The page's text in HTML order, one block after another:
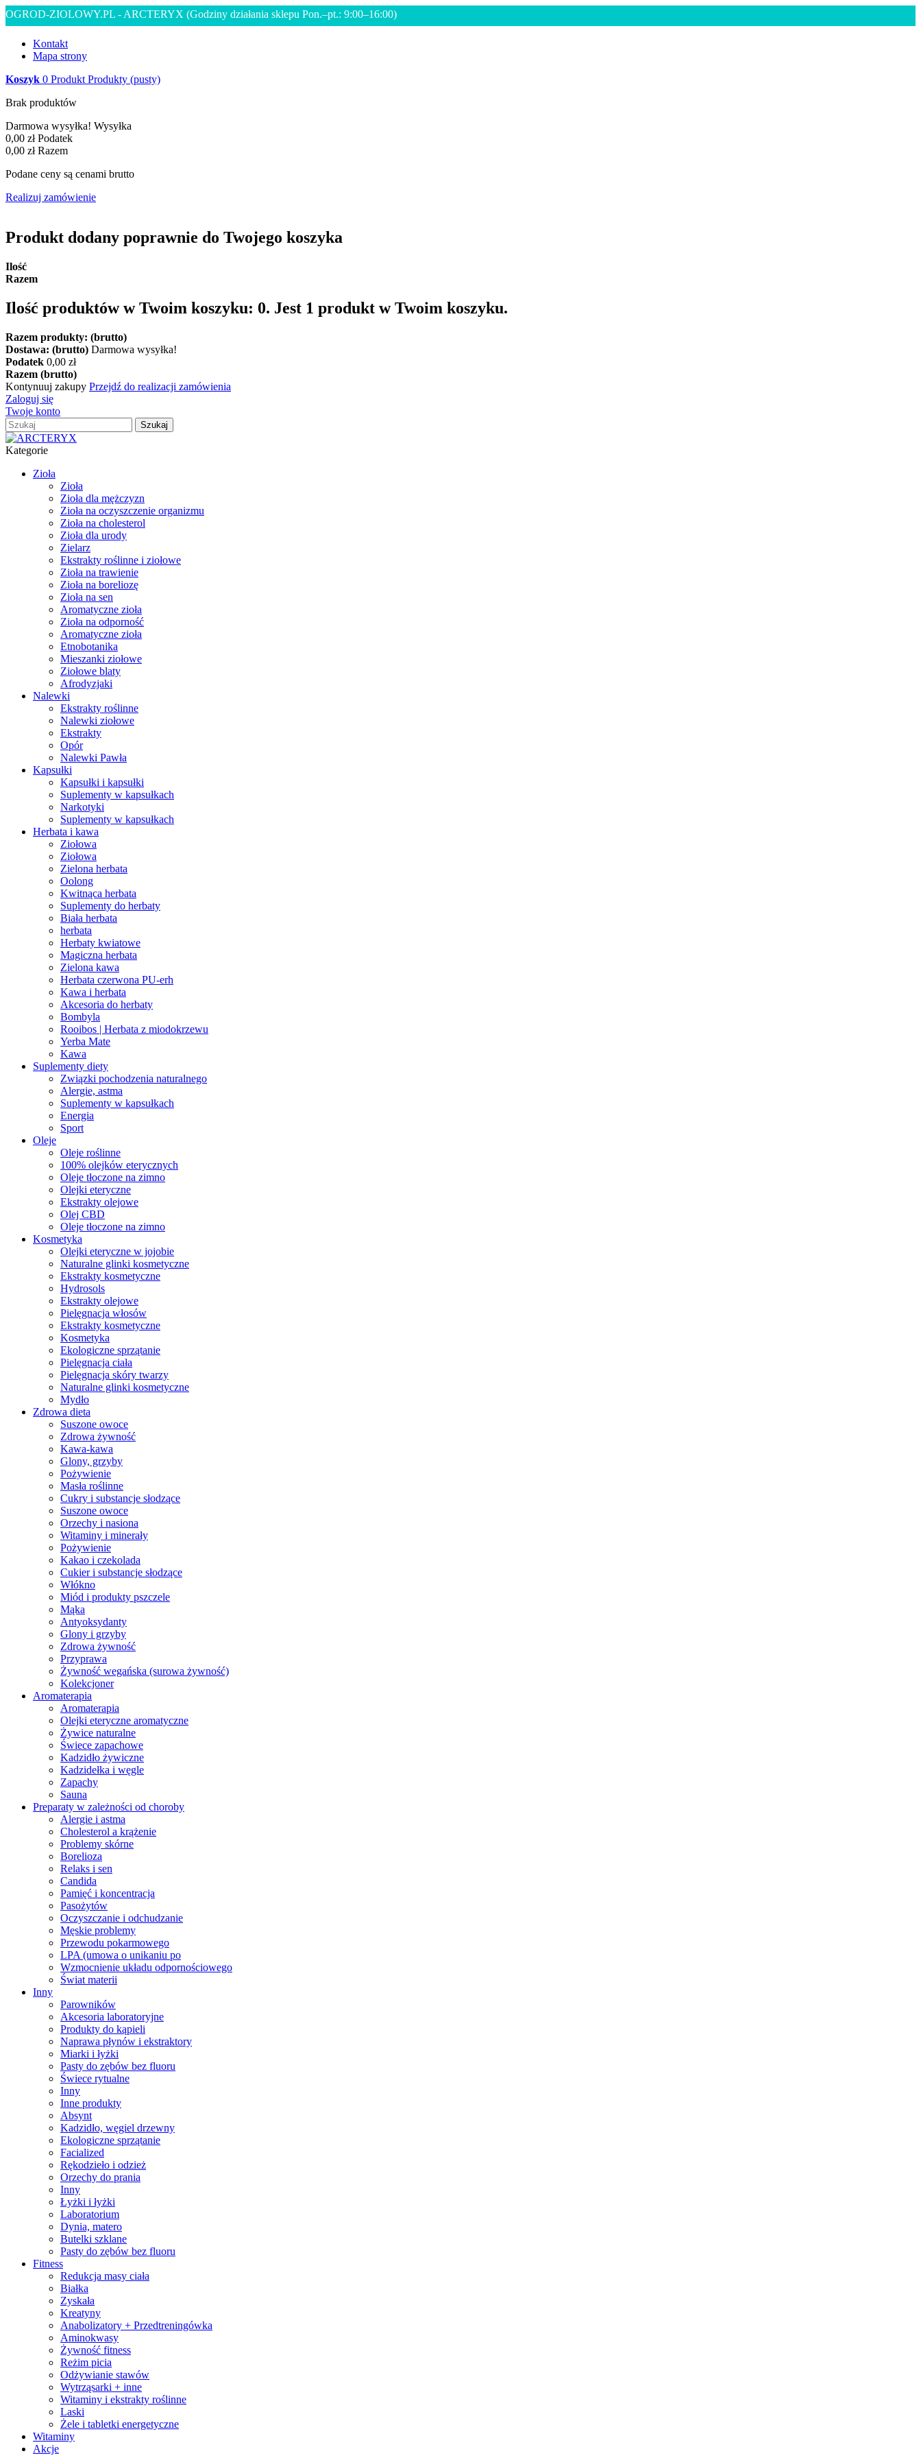
OGROD-ZIOLOWY.PL - ARCTERYX (Godziny działania sklepu Pon.–pt.: 9:00–16:00)
Kontakt
Mapa strony
Koszyk 0 Produkt Produkty (pusty)
Brak produktów
Darmowa wysyłka! Wysyłka
0,00 zł Podatek
0,00 zł Razem
Podane ceny są cenami brutto
Realizuj zamówienie
Produkt dodany poprawnie do Twojego koszyka
Ilość
Razem
Ilość produktów w Twoim koszyku: 0. Jest 1 produkt w Twoim koszyku.
Razem produkty: (brutto)
Dostawa: (brutto) Darmowa wysyłka!
Podatek 0,00 zł
Razem (brutto)
Kontynuuj zakupy Przejdź do realizacji zamówienia
Zaloguj się
Twoje konto
Szukaj
Kategorie
Zioła
Zioła
Zioła dla mężczyzn
Zioła na oczyszczenie organizmu
Zioła na cholesterol
Zioła dla urody
Zielarz
Ekstrakty roślinne i ziołowe
Zioła na trawienie
Zioła na boreliozę
Zioła na sen
Aromatyczne zioła
Zioła na odporność
Aromatyczne zioła
Etnobotanika
Mieszanki ziołowe
Ziołowe blaty
Afrodyzjaki
Nalewki
Ekstrakty roślinne
Nalewki ziołowe
Ekstrakty
Opór
Nalewki Pawła
Kapsułki
Kapsułki i kapsułki
Suplementy w kapsułkach
Narkotyki
Suplementy w kapsułkach
Herbata i kawa
Ziołowa
Ziołowa
Zielona herbata
Oolong
Kwitnąca herbata
Suplementy do herbaty
Biała herbata
herbata
Herbaty kwiatowe
Magiczna herbata
Zielona kawa
Herbata czerwona PU-erh
Kawa i herbata
Akcesoria do herbaty
Bombyla
Rooibos | Herbata z miodokrzewu
Yerba Mate
Kawa
Suplementy diety
Związki pochodzenia naturalnego
Alergie, astma
Suplementy w kapsułkach
Energia
Sport
Oleje
Oleje roślinne
100% olejków eterycznych
Oleje tłoczone na zimno
Olejki eteryczne
Ekstrakty olejowe
Olej CBD
Oleje tłoczone na zimno
Kosmetyka
Olejki eteryczne w jojobie
Naturalne glinki kosmetyczne
Ekstrakty kosmetyczne
Hydrosols
Ekstrakty olejowe
Pielęgnacja włosów
Ekstrakty kosmetyczne
Kosmetyka
Ekologiczne sprzątanie
Pielęgnacja ciała
Pielęgnacja skóry twarzy
Naturalne glinki kosmetyczne
Mydło
Zdrowa dieta
Suszone owoce
Zdrowa żywność
Kawa-kawa
Glony, grzyby
Pożywienie
Masła roślinne
Cukry i substancje słodzące
Suszone owoce
Orzechy i nasiona
Witaminy i minerały
Pożywienie
Kakao i czekolada
Cukier i substancje słodzące
Włókno
Miód i produkty pszczele
Mąka
Antyoksydanty
Glony i grzyby
Zdrowa żywność
Przyprawa
Żywność wegańska (surowa żywność)
Kolekcjoner
Aromaterapia
Aromaterapia
Olejki eteryczne aromatyczne
Żywice naturalne
Świece zapachowe
Kadzidło żywiczne
Kadzidełka i węgle
Zapachy
Sauna
Preparaty w zależności od choroby
Alergie i astma
Cholesterol a krążenie
Problemy skórne
Borelioza
Relaks i sen
Candida
Pamięć i koncentracja
Pasożytów
Oczyszczanie i odchudzanie
Męskie problemy
Przewodu pokarmowego
LPA (umowa o unikaniu po
Wzmocnienie układu odpornościowego
Świat materii
Inny
Parowników
Akcesoria laboratoryjne
Produkty do kąpieli
Naprawa płynów i ekstraktory
Miarki i łyżki
Pasty do zębów bez fluoru
Świece rytualne
Inny
Inne produkty
Absynt
Kadzidło, węgiel drzewny
Ekologiczne sprzątanie
Facialized
Rękodzieło i odzież
Orzechy do prania
Inny
Łyżki i łyżki
Laboratorium
Dynia, matero
Butelki szklane
Pasty do zębów bez fluoru
Fitness
Redukcja masy ciała
Białka
Zyskała
Kreatyny
Anabolizatory + Przedtreningówka
Aminokwasy
Żywność fitness
Reżim picia
Odżywianie stawów
Wytrząsarki + inne
Witaminy i ekstrakty roślinne
Laski
Żele i tabletki energetyczne
Witaminy
Akcje